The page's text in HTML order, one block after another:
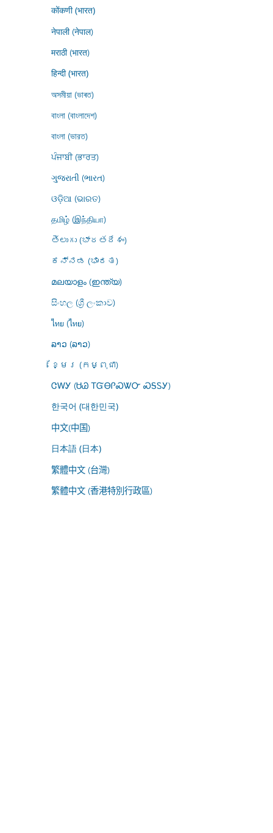
कोंकणी (भारत)
नेपाली (नेपाल)
मराठी (भारत)
हिन्दी (भारत)
অসমীয়া (ভাৰত)
বাংলা (বাংলাদেশ)
বাংলা (ভারত)
ਪੰਜਾਬੀ (ਭਾਰਤ)
ગુજરાતી (ભારત)
ଓଡ଼ିଆ (ଭାରତ)
தமிழ் (இந்தியா)
తెలుగు (భారతదేశం)
ಕನ್ನಡ (ಭಾರತ)
മലയാളം (ഇന്ത്യ)
සිංහල (ශ්‍රී ලංකාව)
ไทย (ไทย)
ລາວ (ລາວ)
ខ្មែរ (កម្ពុជា)
ᏣᎳᎩ (ᏌᏊ ᎢᏳᎾᎵᏍᏔᏅ ᏍᎦᏚᎩ)
한국어 (대한민국)
中文(中国)
日本語 (日本)
繁體中文 (台灣)
繁體中文 (香港特別行政區)